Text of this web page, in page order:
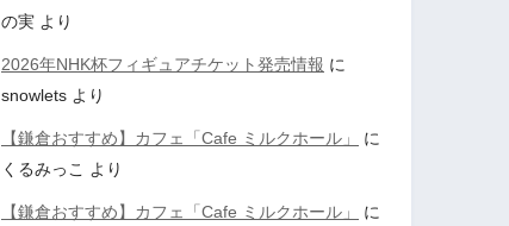
の実 より
2026年NHK杯フィギュアチケット発売情報 に
snowlets より
【鎌倉おすすめ】カフェ「Cafe ミルクホール」
に
くるみっこ より
【鎌倉おすすめ】カフェ「Cafe ミルクホール」
に